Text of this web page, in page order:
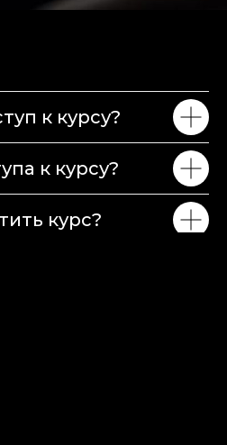
к курсу?
к курсу?
курс?